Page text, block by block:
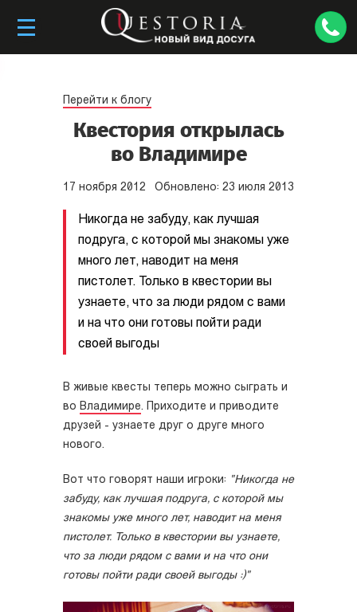
Перейти к блогу
Квестория открылась
во Владимире
17 ноября 2012 Обновлено: 23 июля 2013
Никогда не забуду, как лучшая
подруга, с которой мы знакомы уже
много лет, наводит на меня
пистолет. Только в квестории вы
узнаете, что за люди рядом с вами
и на что они готовы пойти ради
своей выгоды
В живые квесты теперь можно сыграть и
во Владимире. Приходите и приводите
друзей - узнаете друг о друге много
нового.
Вот что говорят наши игроки: "Никогда не
забуду, как лучшая подруга, с которой мы
знакомы уже много лет, наводит на меня
пистолет. Только в квестории вы узнаете,
что за люди рядом с вами и на что они
готовы пойти ради своей выгоды :)"